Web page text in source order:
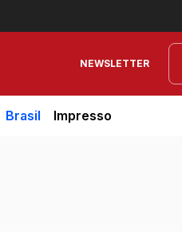
NEWSLETTER
Brasil Impresso